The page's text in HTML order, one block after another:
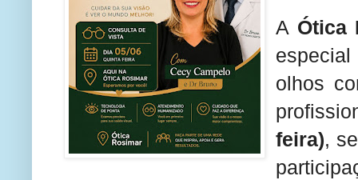
A Ótica
olhos
feira),